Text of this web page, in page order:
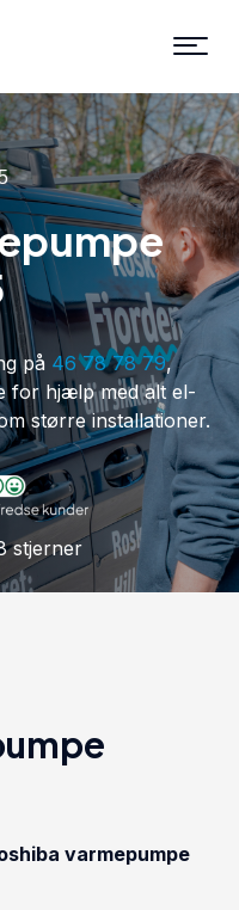
på 46 78 78 79,
for hjælp med alt el-
større installationer.
stjerner
varmepumpe